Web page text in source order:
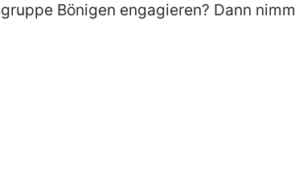
Bönigen engagieren? Dann nimm